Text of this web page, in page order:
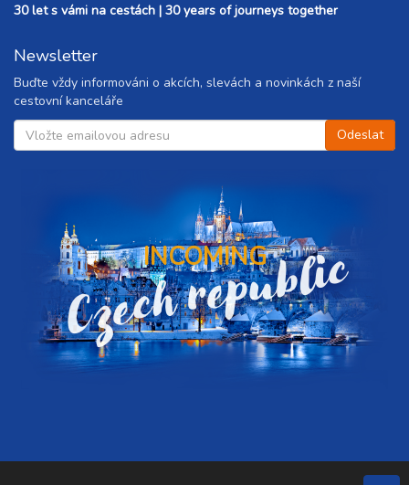
30 let s vámi na cestách | 30 years of journeys together
Newsletter
Buďte vždy informováni o akcích, slevách a novinkách z naší
cestovní kanceláře
INCOMING
Czech republic